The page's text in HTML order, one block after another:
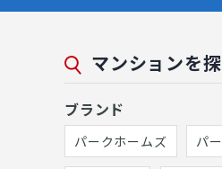
マンションを
ブランド
パークホームズ パ